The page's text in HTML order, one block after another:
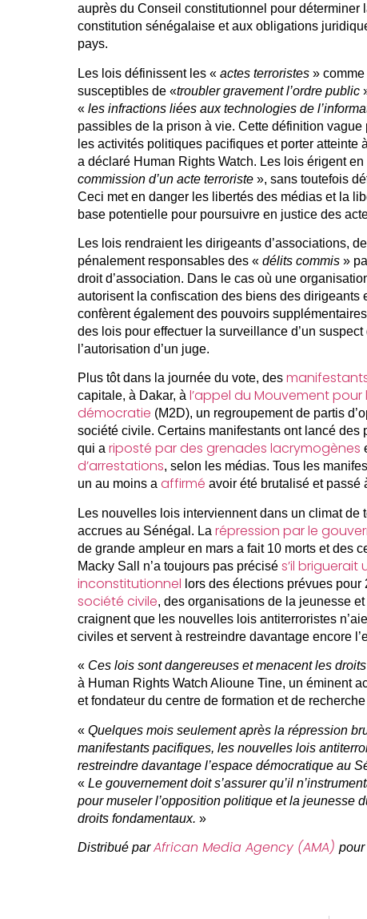
auprès du Conseil constitutionnel pour déterminer
constitution sénégalaise et aux obligations
pays.
Les lois définissent les « actes terroristes» comme
susceptibles de «troubler gravement l’ordre public
« les infractions liées aux technologies de
passibles de la prison à vie. Cette définition
les activités politiques pacifiques et porter atteinte
a déclaré Human Rights Watch. Les lois érigent
commission d’un acte terroriste», sans toutefois
Ceci met en danger les libertés des médias et la
base potentielle pour poursuivre en justice des
Les lois rendraient les dirigeants d’associations,
pénalement responsables des « délits commis»
droit d’association. Dans le cas où une
autorisent la confiscation des biens des dirigeants
confèrent également des pouvoirs
des lois pour effectuer la surveillance d’un
l’autorisation d’un juge.
Plus tôt dans la journée du vote, des
capitale, à Dakar, à l’appel du Mouvement
démocratie (M2D), un regroupement de partis
société civile. Certains manifestants ont lancé des
qui a riposté par des grenades lacrymogènes
d’arrestations, selon les médias. Tous les
un au moins a affirmé avoir été brutalisé et passé
Les nouvelles lois interviennent dans un climat de
accrues au Sénégal. La répression par le
de grande ampleur en mars a fait 10 morts et des
Macky Sall n’a toujours pas précisé s’il
inconstitutionnel lors des élections prévues pour
société civile, des organisations de la jeunesse et
craignent que les nouvelles lois antiterroristes
civiles et servent à restreindre davantage encore
« Ces lois sont dangereuses et menacent les
à Human Rights Watch Alioune Tine, un éminent
et fondateur du centre de formation et de
« Quelques mois seulement après la répression
manifestants pacifiques, les nouvelles lois
restreindre davantage l’espace démocratique au
« Le gouvernement doit s’assurer qu’il
pour museler l’opposition politique et la jeunesse
droits fondamentaux. »
Distribué parAfrican Media Agency (AMA) pour